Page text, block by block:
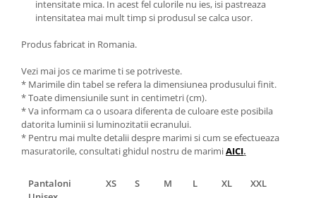
intensitate mica. In acest fel culorile nu ies, isi pastreaza
intensitatea mai mult timp si produsul se calca usor.
Produs fabricat in Romania.
Vezi mai jos ce marime ti se potriveste.
* Marimile din tabel se refera la dimensiunea produsului finit.
* Toate dimensiunile sunt in centimetri (cm).
* Va informam ca o usoara diferenta de culoare este posibila
datorita luminii si luminozitatii ecranului.
* Pentru mai multe detalii despre marimi si cum se efectueaza
masuratorile, consultati ghidul nostru de marimiAICI.
Pantaloni
XS S M L XL XXL